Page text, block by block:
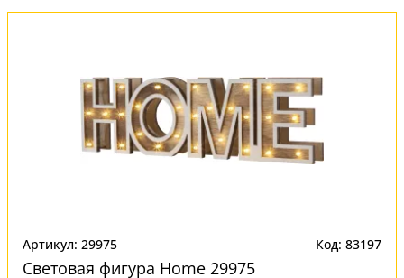
Артикул: 29975 Код: 83197
Световая фигура Home 29975